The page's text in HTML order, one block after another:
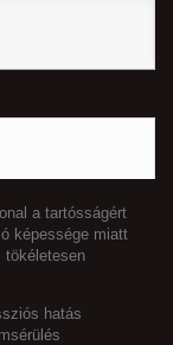
a tartósságért
képessége miatt
tökéletesen
hatás